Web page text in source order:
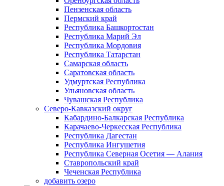
Пензенская область
Пермский край
Республика Башкортостан
Республика Марий Эл
Республика Мордовия
Республика Татарстан
Самарская область
Саратовская область
Удмуртская Республика
Ульяновская область
Чувашская Республика
Северо-Кавказский округ
Кабардино-Балкарская Республика
Карачаево-Черкесская Республика
Республика Дагестан
Республика Ингушетия
Республика Северная Осетия — Алания
Ставропольский край
Чеченская Республика
добавить озеро